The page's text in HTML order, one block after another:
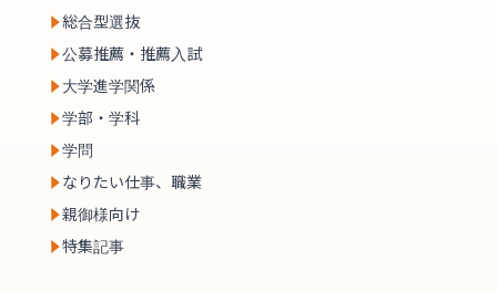
総合型選抜
公募推薦・推薦入試
大学進学関係
学部・学科
学問
なりたい仕事、職業
親御様向け
特集記事